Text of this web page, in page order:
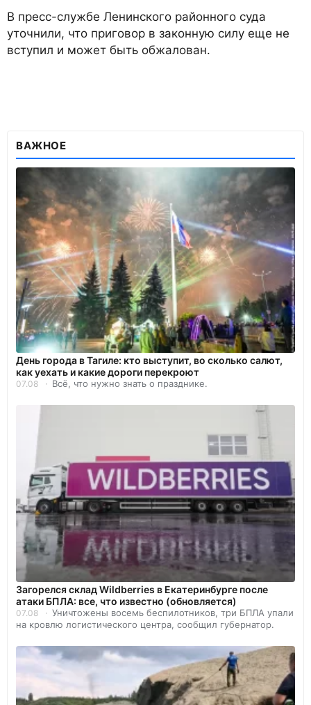
В пресс-службе Ленинского районного суда
уточнили, что приговор в законную силу еще не
вступил и может быть обжалован.
ВАЖНОЕ
День города в Тагиле: кто выступит, во сколько салют,
как уехать и какие дороги перекроют
07.08 Всё, что нужно знать о празднике.
Загорелся склад Wildberries в Екатеринбурге после
атаки БПЛА: все, что известно (обновляется)
07.08
Уничтожены восемь беспилотников, три БПЛА упали
на кровлю логистического центра, сообщил губернатор.